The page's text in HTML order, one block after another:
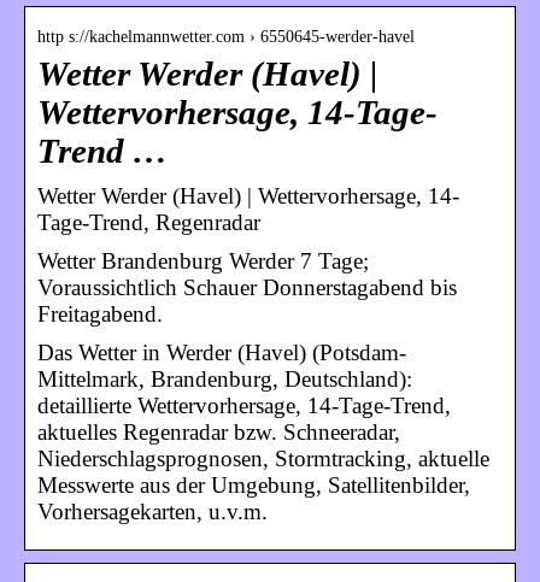
http s://kachelmannwetter.com › 6550645-werder-havel
Wetter Werder (Havel) |
Wettervorhersage, 14-Tage-
Trend …
Wetter Werder (Havel) | Wettervorhersage, 14-
Tage-Trend, Regenradar
Wetter Brandenburg Werder 7 Tage;
Voraussichtlich Schauer Donnerstagabend bis
Freitagabend.
Das Wetter in Werder (Havel) (Potsdam-
Mittelmark, Brandenburg, Deutschland):
detaillierte Wettervorhersage, 14-Tage-Trend,
aktuelles Regenradar bzw. Schneeradar,
Niederschlagsprognosen, Stormtracking, aktuelle
Messwerte aus der Umgebung, Satellitenbilder,
Vorhersagekarten, u.v.m.